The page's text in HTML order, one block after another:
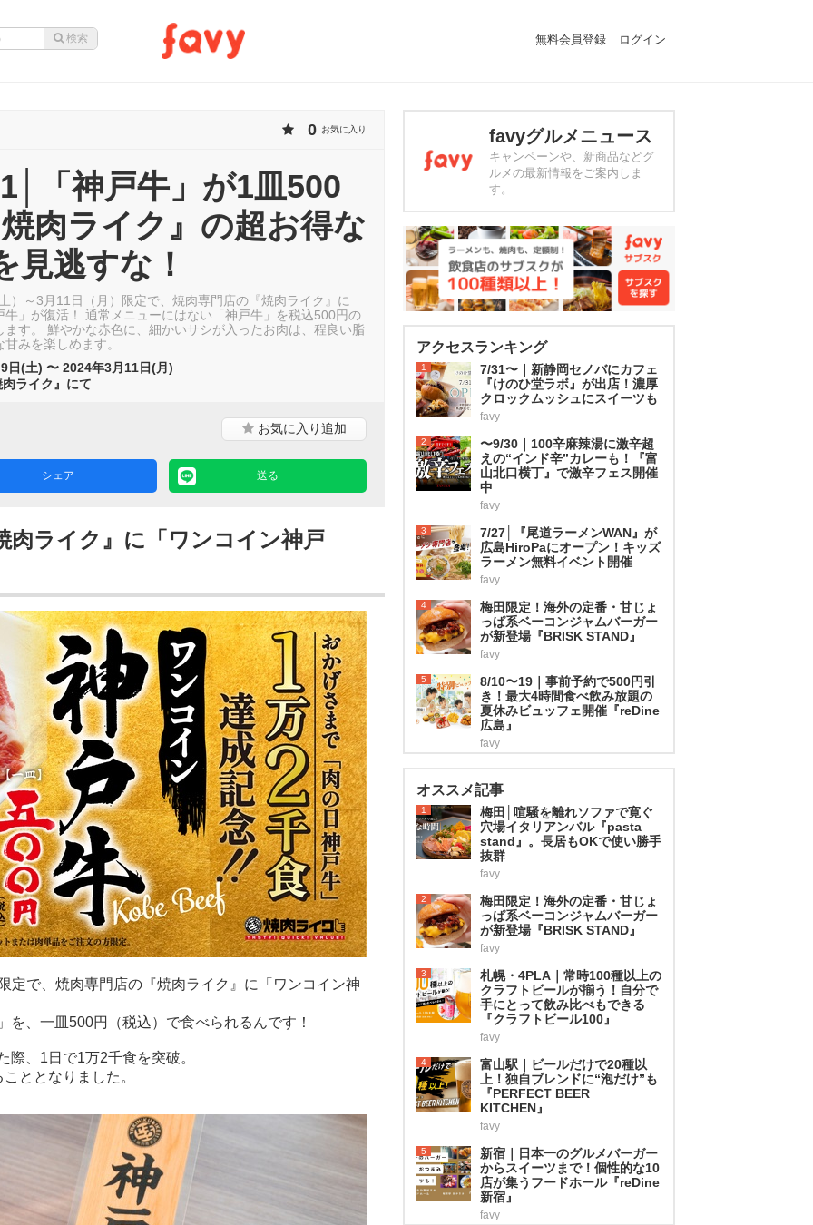
無料会員登録 ログイン
0 お気に入り
「神戸牛」が1皿500
肉ライク』の超お得な
見逃すな！
）～3月11日（月）限定で、焼肉専門店の『焼肉ライク』に
牛」が復活！ 通常メニューにはない「神戸牛」を税込500円の
ます。 鮮やかな赤色に、細かいサシが入ったお肉は、程良い脂
みを楽しめます。
日(土) 〜 2024年3月11日(月)
ライク』にて
お気に入り追加
シェア 送る
肉ライク』に「ワンコイン神戸
定で、焼肉専門店の『焼肉ライク』に「ワンコイン神
を、一皿500円（税込）で食べられるんです！
、1日で1万2千食を突破。
ととなりました。
favyグルメニュース
キャンペーンや、新商品などグ
ルメの最新情報をご案内しま
す。
アクセスランキング
1
7/31〜｜新静岡セノバにカフェ
『けのひ堂ラボ』が出店！濃厚
クロックムッシュにスイーツも
favy
2
〜9/30｜100辛麻辣湯に激辛超
えの“インド辛”カレーも！『富
山北口横丁』で激辛フェス開催
中
favy
3
7/27│『尾道ラーメンWAN』が
広島HiroPaにオープン！キッズ
ラーメン無料イベント開催
favy
4
梅田限定！海外の定番・甘じょ
っぱ系ベーコンジャムバーガー
が新登場『BRISK STAND』
favy
5
8/10〜19｜事前予約で500円引
き！最大4時間食べ飲み放題の
夏休みビュッフェ開催『reDine
広島』
favy
オススメ記事
1
梅田│喧騒を離れソファで寛ぐ
穴場イタリアンバル『pasta
stand』。長居もOKで使い勝手
抜群
favy
2
梅田限定！海外の定番・甘じょ
っぱ系ベーコンジャムバーガー
が新登場『BRISK STAND』
favy
3
札幌・4PLA｜常時100種以上の
クラフトビールが揃う！自分で
手にとって飲み比べもできる
『クラフトビール100』
favy
4
富山駅｜ビールだけで20種以
上！独自ブレンドに“泡だけ”も
『PERFECT BEER
KITCHEN』
favy
5
新宿｜日本一のグルメバーガー
からスイーツまで！個性的な10
店が集うフードホール『reDine
新宿』
favy